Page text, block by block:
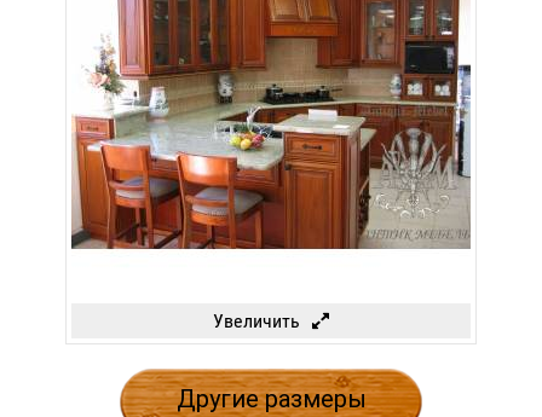
Увеличить
Другие размеры